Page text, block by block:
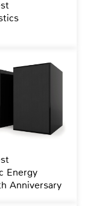
Energy
Anniversary